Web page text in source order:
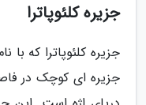
جزیره کلئوپاترا
جزیره کلئوپاترا که